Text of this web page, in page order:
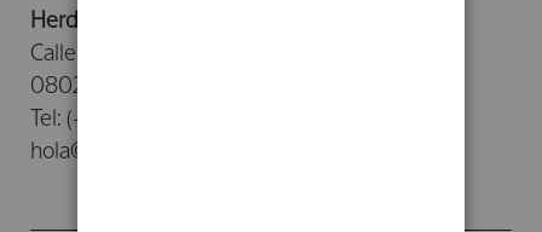
Herder Editorial
Calle Provenza, 388
08025 - Barcelona
Tel: (+34) 93 476 26 26
hola@herdereditorial.com